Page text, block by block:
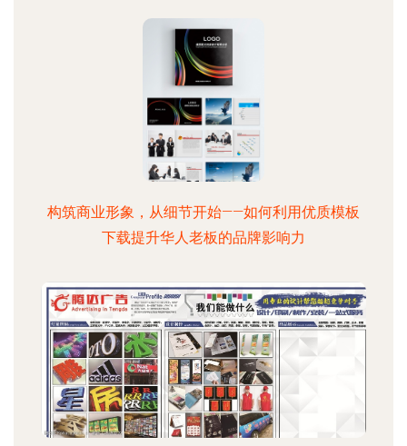
构筑商业形象，从细节开始——如何利用优质模板
下载提升华人老板的品牌影响力